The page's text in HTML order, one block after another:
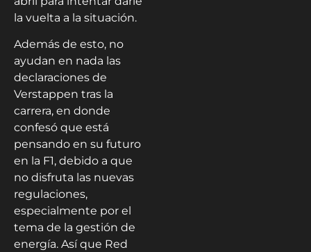
la vuelta a la situación.
Además de esto, no
ayudan en nada las
declaraciones de
Verstappen tras la
carrera, en donde
confesó que está
pensando en su futuro
en la F1, debido a que
no disfruta las nuevas
regulaciones,
especialmente por el
tema de la gestión de
energía. Así que Red